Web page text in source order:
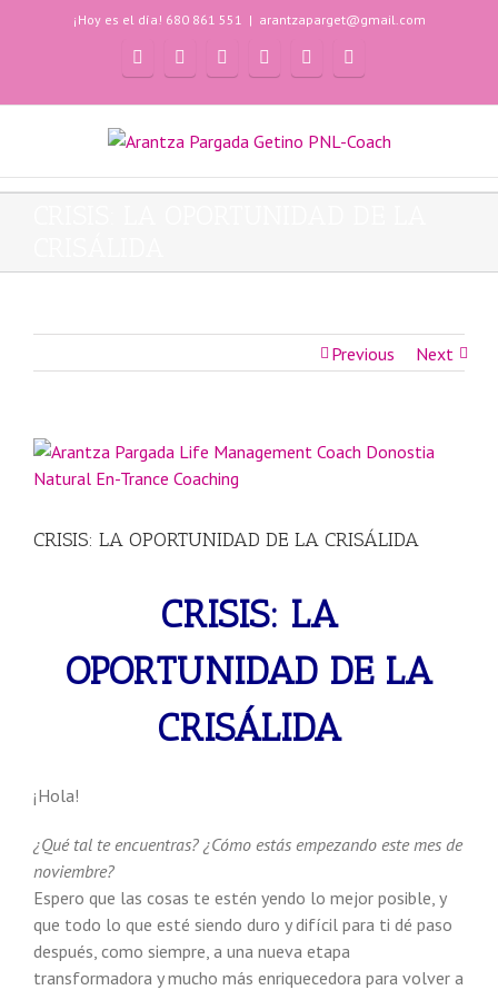
¡Hoy es el día! 680 861 551 | arantzaparget@gmail.com
Previous Next
CRISIS: LA OPORTUNIDAD DE LA CRISÁLIDA
CRISIS: LA
OPORTUNIDAD DE LA
CRISÁLIDA
¡Hola!
¿Qué tal te encuentras? ¿Cómo estás empezando este mes de
noviembre?
Espero que las cosas te estén yendo lo mejor posible, y
que todo lo que esté siendo duro y difícil para ti dé paso
después, como siempre, a una nueva etapa
transformadora y mucho más enriquecedora para volver a